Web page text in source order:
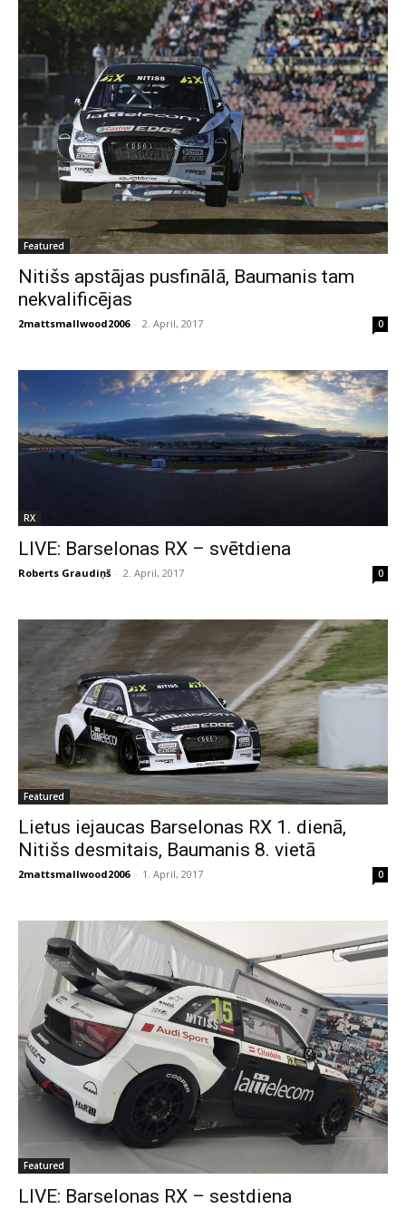
Featured
Nitišs apstājas pusfinālā, Baumanis tam
nekvalificējas
2mattsmallwood2006 - 2. April, 2017 0
RX
LIVE: Barselonas RX – svētdiena
Roberts Graudiņš - 2. April, 2017 0
Featured
Lietus iejaucas Barselonas RX 1. dienā,
Nitišs desmitais, Baumanis 8. vietā
2mattsmallwood2006 - 1. April, 2017 0
Featured
LIVE: Barselonas RX – sestdiena